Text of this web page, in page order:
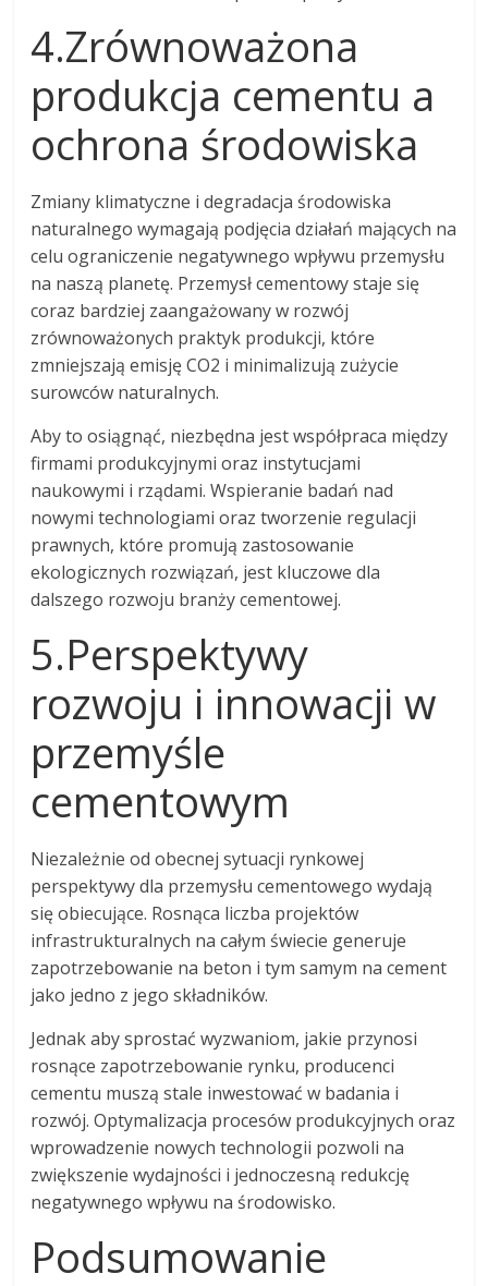
4.Zrównoważona
produkcja cementu a
ochrona środowiska
Zmiany klimatyczne i degradacja środowiska
naturalnego wymagają podjęcia działań mających na
celu ograniczenie negatywnego wpływu przemysłu
na naszą planetę. Przemysł cementowy staje się
coraz bardziej zaangażowany w rozwój
zrównoważonych praktyk produkcji, które
zmniejszają emisję CO2 i minimalizują zużycie
surowców naturalnych.
Aby to osiągnąć, niezbędna jest współpraca między
firmami produkcyjnymi oraz instytucjami
naukowymi i rządami. Wspieranie badań nad
nowymi technologiami oraz tworzenie regulacji
prawnych, które promują zastosowanie
ekologicznych rozwiązań, jest kluczowe dla
dalszego rozwoju branży cementowej.
5.Perspektywy
rozwoju i innowacji w
przemyśle
cementowym
Niezależnie od obecnej sytuacji rynkowej
perspektywy dla przemysłu cementowego wydają
się obiecujące. Rosnąca liczba projektów
infrastrukturalnych na całym świecie generuje
zapotrzebowanie na beton i tym samym na cement
jako jedno z jego składników.
Jednak aby sprostać wyzwaniom, jakie przynosi
rosnące zapotrzebowanie rynku, producenci
cementu muszą stale inwestować w badania i
rozwój. Optymalizacja procesów produkcyjnych oraz
wprowadzenie nowych technologii pozwoli na
zwiększenie wydajności i jednoczesną redukcję
negatywnego wpływu na środowisko.
Podsumowanie